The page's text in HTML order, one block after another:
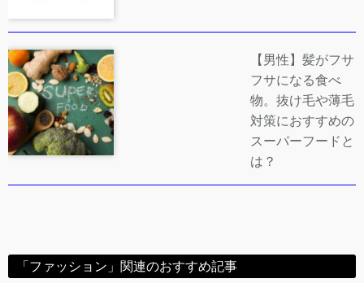
【男性】髪がフサ
フサになる食べ
物。抜け毛や薄毛
対策におすすめの
スーパーフードと
は？
「ファッション」関連のおすすめ記事